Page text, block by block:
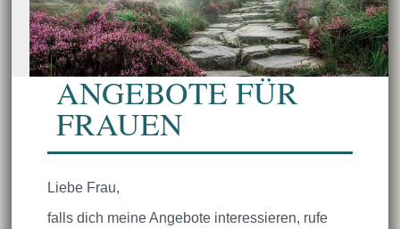
ANGEBOTE FÜR
FRAUEN
Liebe Frau,
falls dich meine Angebote interessieren, rufe